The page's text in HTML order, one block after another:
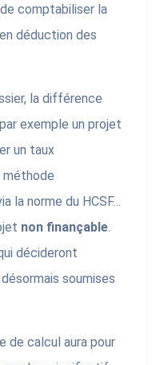
comptabiliser la
déduction des
la différence
exemple un projet
un taux
méthode
la norme du HCSF…
non finançable
décideront
soumises
de calcul aura pour